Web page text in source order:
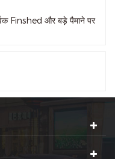
Finshed और बड़े पैमाने पर